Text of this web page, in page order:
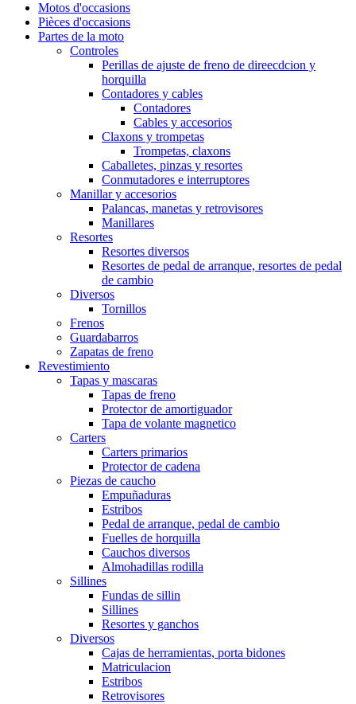
Motos d'occasions
Pièces d'occasions
Partes de la moto
Controles
Perillas de ajuste de freno de direecdcion y
horquilla
Contadores y cables
Contadores
Cables y accesorios
Claxons y trompetas
Trompetas, claxons
Caballetes, pinzas y resortes
Conmutadores e interruptores
Manillar y accesorios
Palancas, manetas y retrovisores
Manillares
Resortes
Resortes diversos
Resortes de pedal de arranque, resortes de pedal
de cambio
Diversos
Tornillos
Frenos
Guardabarros
Zapatas de freno
Revestimiento
Tapas y mascaras
Tapas de freno
Protector de amortiguador
Tapa de volante magnetico
Carters
Carters primarios
Protector de cadena
Piezas de caucho
Empuñaduras
Estribos
Pedal de arranque, pedal de cambio
Fuelles de horquilla
Cauchos diversos
Almohadillas rodilla
Sillines
Fundas de sillin
Sillines
Resortes y ganchos
Diversos
Cajas de herramientas, porta bidones
Matriculacion
Estribos
Retrovisores